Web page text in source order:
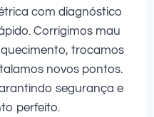
com diagnóstico
Corrigimos mau
trocamos
novos pontos.
segurança e
perfeito.